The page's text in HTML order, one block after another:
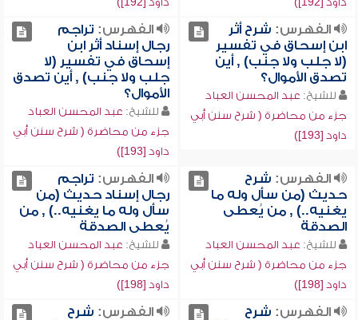
الفهرس: شرح أثر
ابن إسحاق في تفسير
(لا جلب ولا جنب) , أين
تصدق الأموال؟
للشيخ: عبد المحسن العباد
جزء من محاضرة ( شرح سنن أبي
داود [193])
الفهرس: تراجم
رجال إسناد أثر ابن
إسحاق في تفسير (لا
جلب ولا جنب) , أين تصدق
الأموال؟
للشيخ: عبد المحسن العباد
جزء من محاضرة ( شرح سنن أبي
داود [193])
الفهرس: شرح
حديث (من سأل وله ما
يغنيه..) , من يُعطى
الصدقة
للشيخ: عبد المحسن العباد
جزء من محاضرة ( شرح سنن أبي
داود [198])
الفهرس: تراجم
رجال إسناد حديث (من
سأل وله ما يغنيه..) , من
يُعطى الصدقة
للشيخ: عبد المحسن العباد
جزء من محاضرة ( شرح سنن أبي
داود [198])
الفهرس: شرح
الفهرس: شرح